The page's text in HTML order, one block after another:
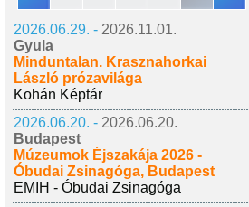
2026.06.29. - 2026.11.01.
Gyula
Minduntalan. Krasznahorkai
László prózavilága
Kohán Képtár
2026.06.20. - 2026.06.20.
Budapest
Múzeumok Éjszakája 2026 -
Óbudai Zsinagóga, Budapest
EMIH - Óbudai Zsinagóga